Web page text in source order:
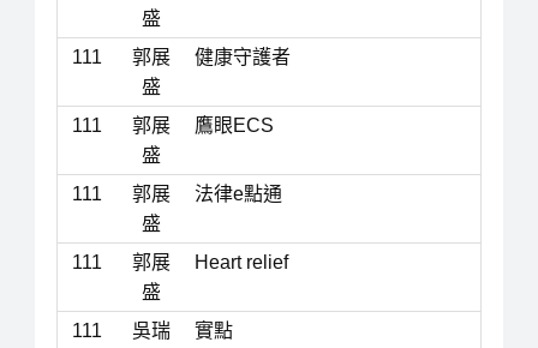
盛
111
郭展
盛
健康守護者
111
郭展
盛
鷹眼ECS
111
郭展
盛
法律e點通
111
郭展
盛
Heart relief
111
吳瑞
實點